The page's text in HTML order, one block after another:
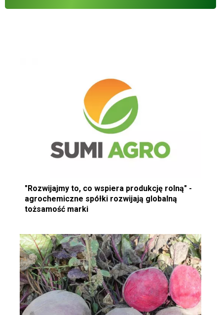
"Rozwijajmy to, co wspiera produkcję rolną" -
agrochemiczne spółki rozwijają globalną
tożsamość marki